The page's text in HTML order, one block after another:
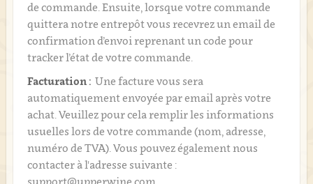
de commande. Ensuite, lorsque votre commande
quittera notre entrepôt vous recevrez un email de
confirmation d’envoi reprenant un code pour
tracker l’état de votre commande.
Facturation : Une facture vous sera
automatiquement envoyée par email après votre
achat. Veuillez pour cela remplir les informations
usuelles lors de votre commande (nom, adresse,
numéro de TVA). Vous pouvez également nous
contacter à l'adresse suivante :
support@upperwine.com.